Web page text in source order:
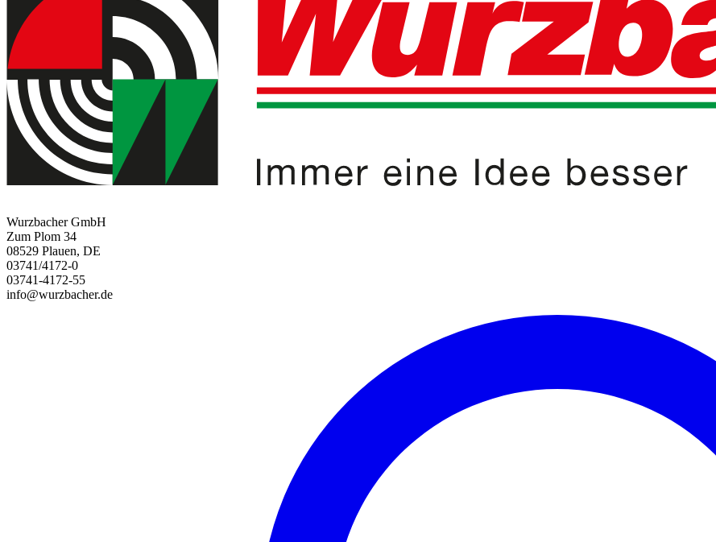
Wurzbacher GmbH
Zum Plom 34
08529 Plauen, DE
03741/4172-0
03741-4172-55
info@wurzbacher.de